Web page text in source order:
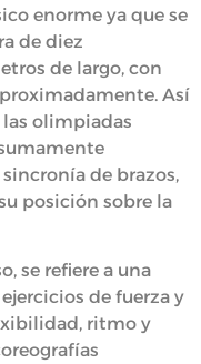
enorme ya que se
de diez
de largo, con
Así
olimpiadas
de brazos,
posición sobre la
se refiere a una
de fuerza y
ritmo y